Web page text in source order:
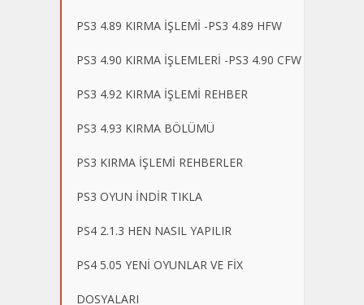
PS3 4.89 KIRMA İŞLEMİ -PS3 4.89 HFW
PS3 4.90 KIRMA İŞLEMLERİ -PS3 4.90 CFW
PS3 4.92 KIRMA İŞLEMİ REHBER
PS3 4.93 KIRMA BÖLÜMÜ
PS3 KIRMA İŞLEMİ REHBERLER
PS3 OYUN İNDİR TIKLA
PS4 2.1.3 HEN NASIL YAPILIR
PS4 5.05 YENİ OYUNLAR VE FİX
DOSYALARI